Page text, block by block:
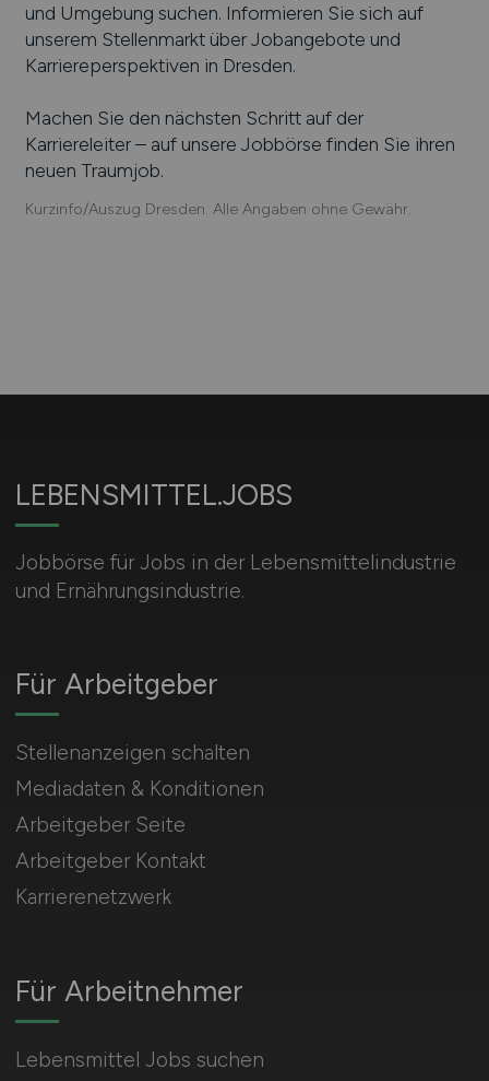
und Umgebung suchen. Informieren Sie sich auf
unserem Stellenmarkt über Jobangebote und
Karriereperspektiven in Dresden.
Machen Sie den nächsten Schritt auf der
Karriereleiter – auf unsere Jobbörse finden Sie ihren
neuen Traumjob.
Kurzinfo/Auszug Dresden. Alle Angaben ohne Gewähr.
LEBENSMITTEL.JOBS
Jobbörse für Jobs in der Lebensmittelindustrie
und Ernährungsindustrie.
Für Arbeitnehmer
Lebensmittel Jobs suchen
Für Arbeitgeber
Stellenanzeigen schalten
Mediadaten & Konditionen
Arbeitgeber Seite
Arbeitgeber Kontakt
Karrierenetzwerk